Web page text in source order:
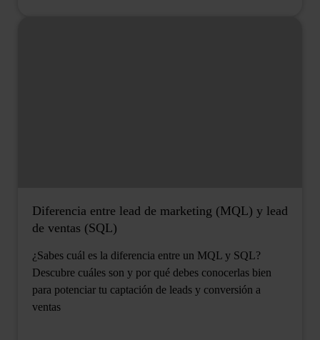
Diferencia entre lead de marketing (MQL) y lead
de ventas (SQL)
¿Sabes cuál es la diferencia entre un MQL y SQL?
Descubre cuáles son y por qué debes conocerlas bien
para potenciar tu captación de leads y conversión a
ventas